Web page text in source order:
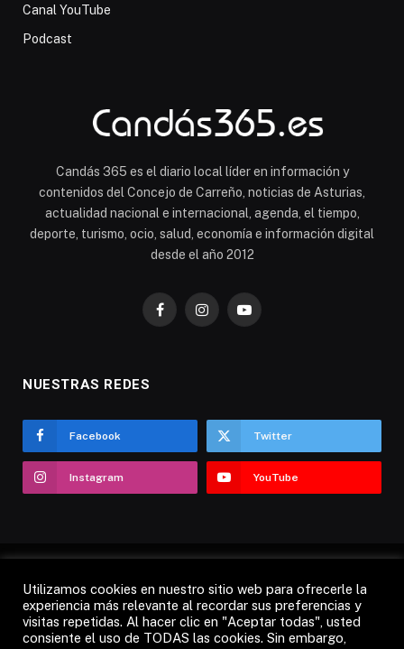
Canal YouTube
Podcast
Candás 365 es el diario local líder en información y
contenidos del Concejo de Carreño, noticias de Asturias,
actualidad nacional e internacional, agenda, el tiempo,
deporte, turismo, ocio, salud, economía e información digital
desde el año 2012
FacebookInstagramYouTube
NUESTRAS REDES
Facebook Twitter
Instagram YouTube
AVISO LEGAL POLÍTICA DE COOKIES
POLÍTICA DE PRIVACIDAD CANDÁS 365 TV RADIO
Utilizamos cookies en nuestro sitio web para ofrecerle la
experiencia más relevante al recordar sus preferencias y
visitas repetidas. Al hacer clic en "Aceptar todas", usted
consiente el uso de TODAS las cookies. Sin embargo,